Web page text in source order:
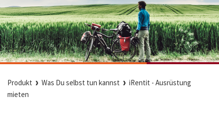
Produkt Was Du selbst tun kannst
iRentit - Ausrüstung
mieten